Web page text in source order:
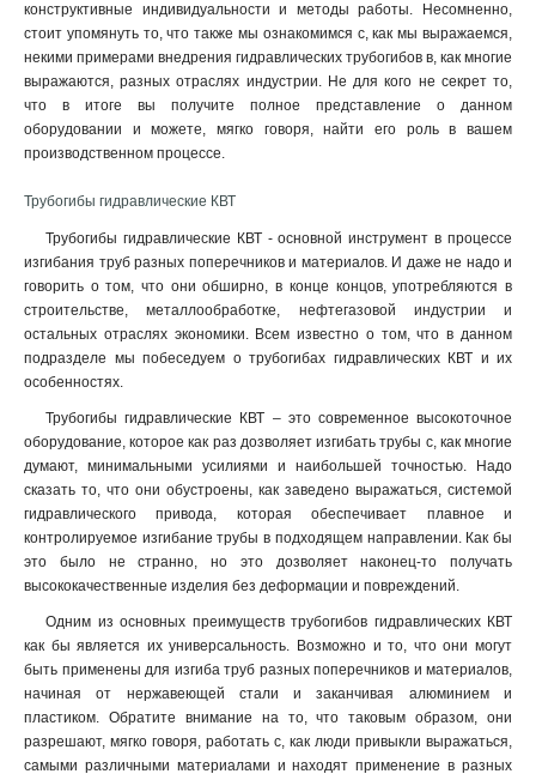
конструктивные индивидуальности и методы работы. Несомненно,
стоит упомянуть то, что также мы ознакомимся с, как мы выражаемся,
некими примерами внедрения гидравлических трубогибов в, как многие
выражаются, разных отраслях индустрии. Не для кого не секрет то,
что в итоге вы получите полное представление о данном
оборудовании и можете, мягко говоря, найти его роль в вашем
производственном процессе.
Трубогибы гидравлические КВТ
Трубогибы гидравлические КВТ - основной инструмент в процессе
изгибания труб разных поперечников и материалов. И даже не надо и
говорить о том, что они обширно, в конце концов, употребляются в
строительстве, металлообработке, нефтегазовой индустрии и
остальных отраслях экономики. Всем известно о том, что в данном
подразделе мы побеседуем о трубогибах гидравлических КВТ и их
особенностях.
Трубогибы гидравлические КВТ – это современное высокоточное
оборудование, которое как раз дозволяет изгибать трубы с, как многие
думают, минимальными усилиями и наибольшей точностью. Надо
сказать то, что они обустроены, как заведено выражаться, системой
гидравлического привода, которая обеспечивает плавное и
контролируемое изгибание трубы в подходящем направлении. Как бы
это было не странно, но это дозволяет наконец-то получать
высококачественные изделия без деформации и повреждений.
Одним из основных преимуществ трубогибов гидравлических КВТ
как бы является их универсальность. Возможно и то, что они могут
быть применены для изгиба труб разных поперечников и материалов,
начиная от нержавеющей стали и заканчивая алюминием и
пластиком. Обратите внимание на то, что таковым образом, они
разрешают, мягко говоря, работать с, как люди привыкли выражаться,
самыми различными материалами и находят применение в разных